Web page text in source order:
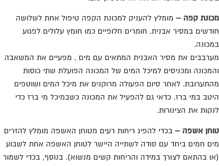
חמים ביחד עם סודה לשתייה היישר לטוחן האשפה אחת לשבוע
בהתאם לצורך במידה והריחות קשים מנשוא). בנוסף, בכדי לשמור
טוחן האשפה לטווח ארוך, ניתן פעם בשבוע לקחת לימון או תפוז,
לחתיכות גסות ולזרוק לתוך הטוחן. זה מנקה שומנים נפלא
ריח רענן במטבח.
ניקוי הטוסטר אובן הינו חשוב ביותר כיון שאחרי כל
מגיעות שאירות מזון לפינות המכשיר. אם ניתן להוציא את
סמרטוט טבול במעט חומץ וחכו עד שיתייבש. אחת לחודש
את המכשיר בצורה יסודית. ראשית, נתקו אותו מהחשמל. לאחר
פזרו אבקת סודה לשתייה על מטלית לחה, העבירו אותה על